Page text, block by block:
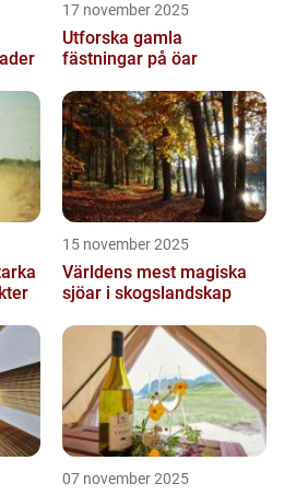
17 november 2025
Utforska gamla
fästningar på öar
15 november 2025
Världens mest magiska
sjöar i skogslandskap
07 november 2025